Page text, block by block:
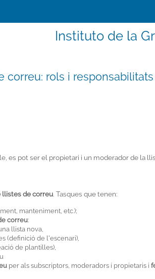
Instituto de la
correu: rols i responsabilitats
es pot ser el propietari i un moderador de la
llistes de correu . Tasques que tenen:
manteniment, etc.);
correu:
llista nova,
(definició de l'escenari),
de plantilles),
per als subscriptors, moderadors i propietaris i